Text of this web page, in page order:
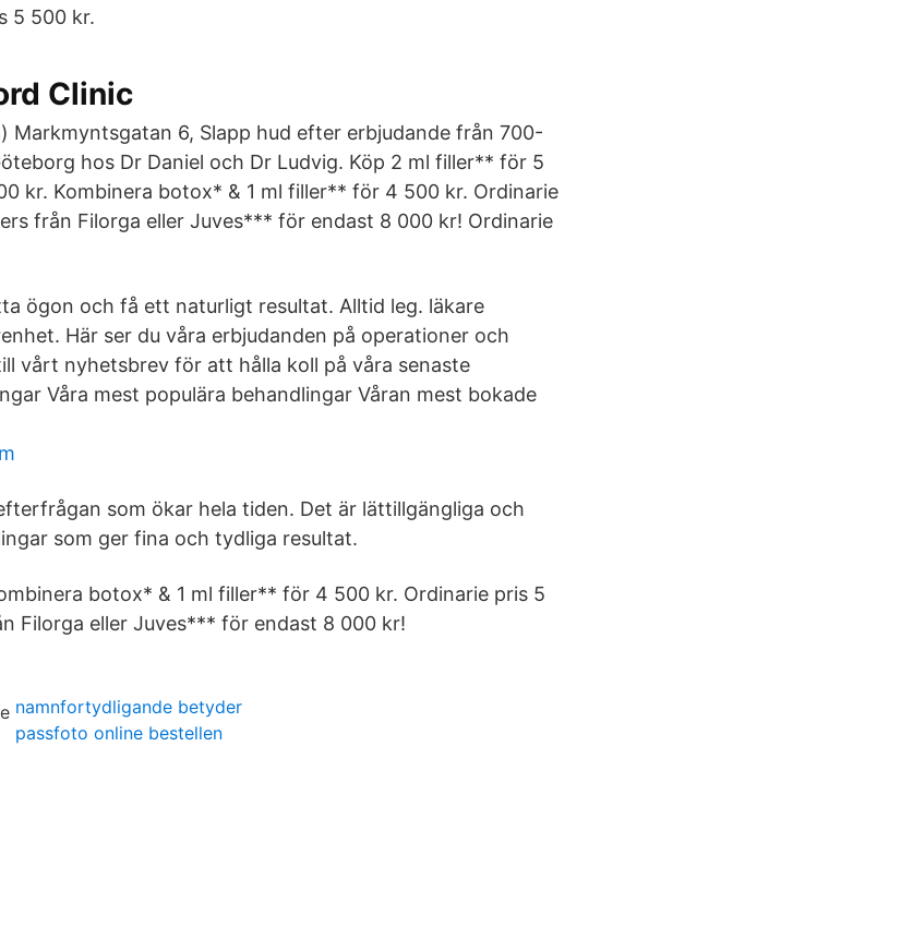
5 500 kr.
Clinic
Markmyntsgatan 6, Slapp hud efter erbjudande från 700-
hos Dr Daniel och Dr Ludvig. Köp 2 ml filler** för 5
kr. Kombinera botox* & 1 ml filler** för 4 500 kr. Ordinarie
från Filorga eller Juves*** för endast 8 000 kr! Ordinarie
ögon och få ett naturligt resultat. Alltid leg. läkare
Här ser du våra erbjudanden på operationer och
vårt nyhetsbrev för att hålla koll på våra senaste
Våra mest populära behandlingar Våran mest bokade
som ökar hela tiden. Det är lättillgängliga och
som ger fina och tydliga resultat.
botox* & 1 ml filler** för 4 500 kr. Ordinarie pris 5
Filorga eller Juves*** för endast 8 000 kr!
namnfortydligande betyder
passfoto online bestellen